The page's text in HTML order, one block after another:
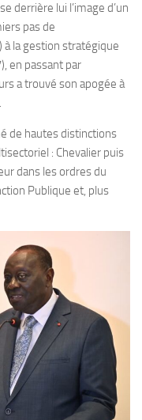
derrière lui l’image d’un
pas de
la gestion stratégique
en passant par
a trouvé son apogée à
de hautes distinctions
: Chevalier puis
dans les ordres du
Publique et, plus